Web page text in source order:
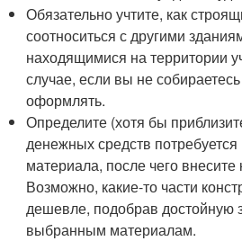
Обязательно учтите, как
соотноситься с другими
находящимися на территории
случае, если вы не
оформлять.
Определите (хотя бы
денежных средств
материала, после чего внесите
Возможно, какие-то части
дешевле, подобрав достойную
выбранным материалам.